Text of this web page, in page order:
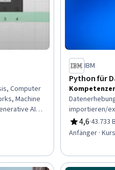
Computer
Machine
AI,
Linear
IBM
Python für
importieren/
4,6
Bewertung,
·43.733
Anfänger ·